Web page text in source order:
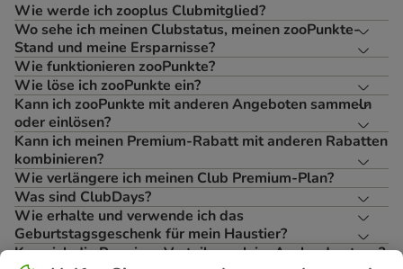
Wie werde ich zooplus Clubmitglied?
Wo sehe ich meinen Clubstatus, meinen zooPunkte-
Stand und meine Ersparnisse?
Wie funktionieren zooPunkte?
Wie löse ich zooPunkte ein?
Kann ich zooPunkte mit anderen Angeboten sammeln
oder einlösen?
Kann ich meinen Premium-Rabatt mit anderen Rabatten
kombinieren?
Wie verlängere ich meinen Club Premium-Plan?
Was sind ClubDays?
Wie erhalte und verwende ich das
Geburtstagsgeschenk für mein Haustier?
Kann ich die Premium-Vorteile auch im Ausland nutzen?